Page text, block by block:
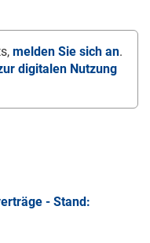
melden Sie sich an.
digitalen Nutzung
- Stand: